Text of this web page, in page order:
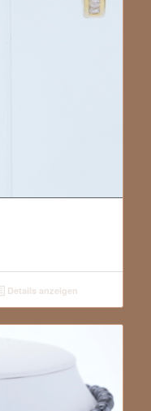
Details anzeigen